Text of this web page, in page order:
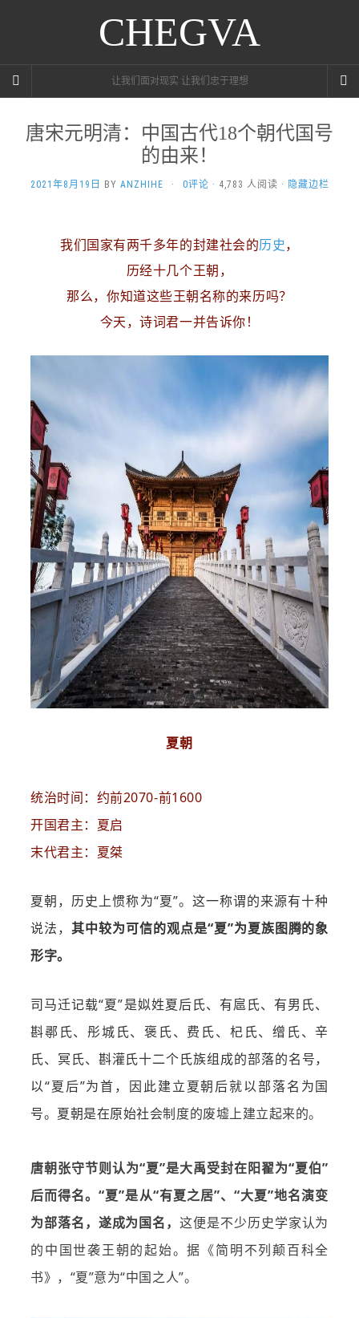
CHEGVA
让我们面对现实 让我们忠于理想
唐宋元明清：中国古代18个朝代国号
的由来！
2021年8月19日 BY ANZHIHE · 0评论 · 4,783 人阅读 · 隐藏边栏
我们国家有两千多年的封建社会的历史，
历经十几个王朝，
那么，你知道这些王朝名称的来历吗？
今天，诗词君一并告诉你！
夏朝
统治时间：约前2070-前1600
开国君主：夏启
末代君主：夏桀
夏朝，历史上惯称为“夏”。这一称谓的来源有十种
说法， 其中较为可信的观点是“夏”为夏族图腾的象
形字。
司马迁记载“夏”是姒姓夏后氏、有扈氏、有男氏、
斟鄩氏、彤城氏、褒氏、费氏、杞氏、缯氏、辛
氏、冥氏、斟灌氏十二个氏族组成的部落的名号，
以“夏后”为首，因此建立夏朝后就以部落名为国
号。夏朝是在原始社会制度的废墟上建立起来的。
唐朝张守节则认为“夏”是大禹受封在阳翟为“夏伯”
后而得名。“夏”是从“有夏之居”、“大夏”地名演变
为部落名，遂成为国名，这便是不少历史学家认为
的中国世袭王朝的起始。据《简明不列颠百科全
书》，“夏”意为“中国之人”。